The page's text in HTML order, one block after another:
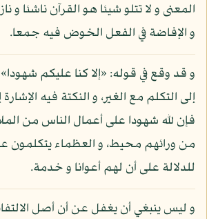
المعنى و لا تتلو شيئا هو القرآن ناشئا و
و الإفاضة في الفعل الخوض فيه جمعا.
و قد وقع في قوله: «إلا كنا عليكم
إلى التكلم مع الغير، و النكتة فيه
فإن لله شهودا على أعمال الناس من
من ورائهم محيط، و العظماء
للدلالة على أن لهم أعوانا و خدمة.
و ليس ينبغي أن يغفل عن أن أصل